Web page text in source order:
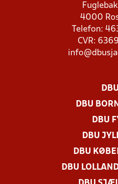
4000
Telefon:
CVR:
DBU
DBU
DBU
DBU
DBU
DBU